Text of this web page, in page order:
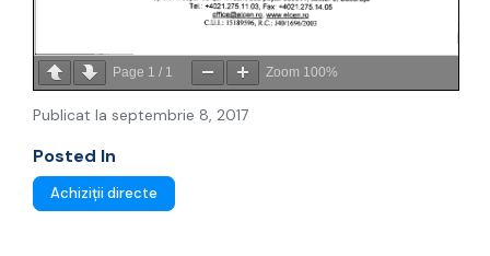
Page 1 / 1 Zoom 100%
Publicat la septembrie 8, 2017
Posted In
Achiziții directe